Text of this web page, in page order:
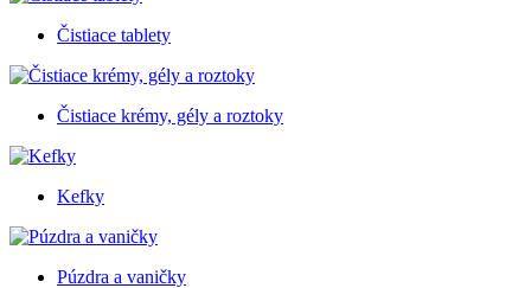
Čistiace tablety
Čistiace krémy, gély a roztoky
Kefky
Púzdra a vaničky